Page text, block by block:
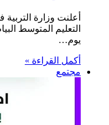
أعلنت وزارة
يوم…
أكمل القراءة »
مجتمع